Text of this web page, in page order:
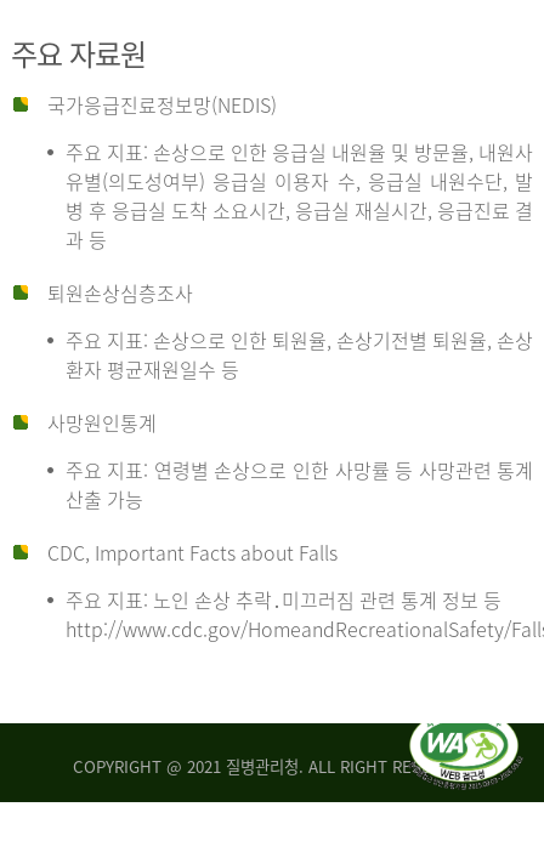
주요 자료원
국가응급진료정보망(NEDIS)
주요 지표: 손상으로 인한 응급실 내원율 및 방문율, 내원사
유별(의도성여부) 응급실 이용자 수, 응급실 내원수단, 발
병 후 응급실 도착 소요시간, 응급실 재실시간, 응급진료 결
과 등
퇴원손상심층조사
주요 지표: 손상으로 인한 퇴원율, 손상기전별 퇴원율, 손상
환자 평균재원일수 등
사망원인통계
주요 지표: 연령별 손상으로 인한 사망률 등 사망관련 통계
산출 가능
CDC, Important Facts about Falls
주요 지표: 노인 손상 추락․미끄러짐 관련 통계 정보 등
http://www.cdc.gov/HomeandRecreationalSafety/
COPYRIGHT @ 2021 질병관리청. ALL RIGHT RESERVED